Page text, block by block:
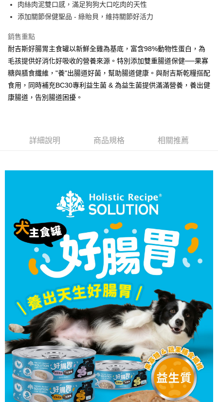
肉絲肉泥雙口感，滿足狗狗大口吃肉的天性
添加關節保健聖品 - 綠貽貝，維持關節好活力
銷售重點
耐吉斯好腸胃主食罐以新鮮全雞為基底，富含98%動物性蛋白，為
毛孩提供好消化好吸收的營養來源。特別添加雙重腸道保健──果寡
糖與膳食纖維，"養"出腸道好菌，幫助腸道健康。與耐吉斯乾糧搭配
食用，同時補充BC30專利益生菌 & 為益生菌提供滿滿營養，養出健
康腸道，告別腸道困擾。
詳細說明 商品規格 相關推薦